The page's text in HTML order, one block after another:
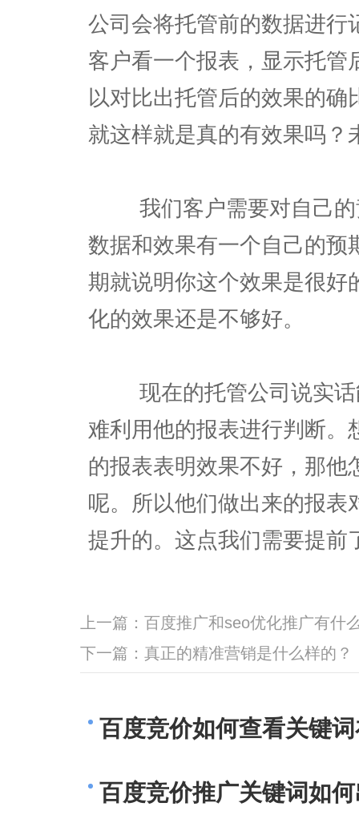
公司会将托管前的数据进行
客户看一个报表，显示托管
以对比出托管后的效果的
就这样就是真的有效果吗？
我们客户需要对自己的
数据和效果有一个自己的预
期就说明你这个效果是很好
化的效果还是不够好。
现在的托管公司说实话
难利用他的报表进行判断。
的报表表明效果不好，那他
呢。所以他们做出来的报表
提升的。这点我们需要提前
上一篇： 百度推广和seo优化推广有什
下一篇： 真正的精准营销是什么样的？
百度竞价如何查看关键
百度竞价推广关键词如